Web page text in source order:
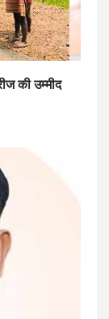
की उम्मीद